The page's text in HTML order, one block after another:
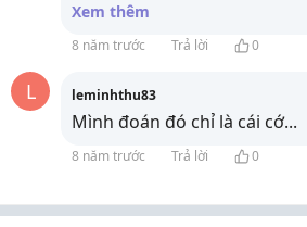
Xem thêm
8 năm trước Trả lời 0
L leminhthu83
Mình đoán đó chỉ là cái cớ...
8 năm trước Trả lời 0